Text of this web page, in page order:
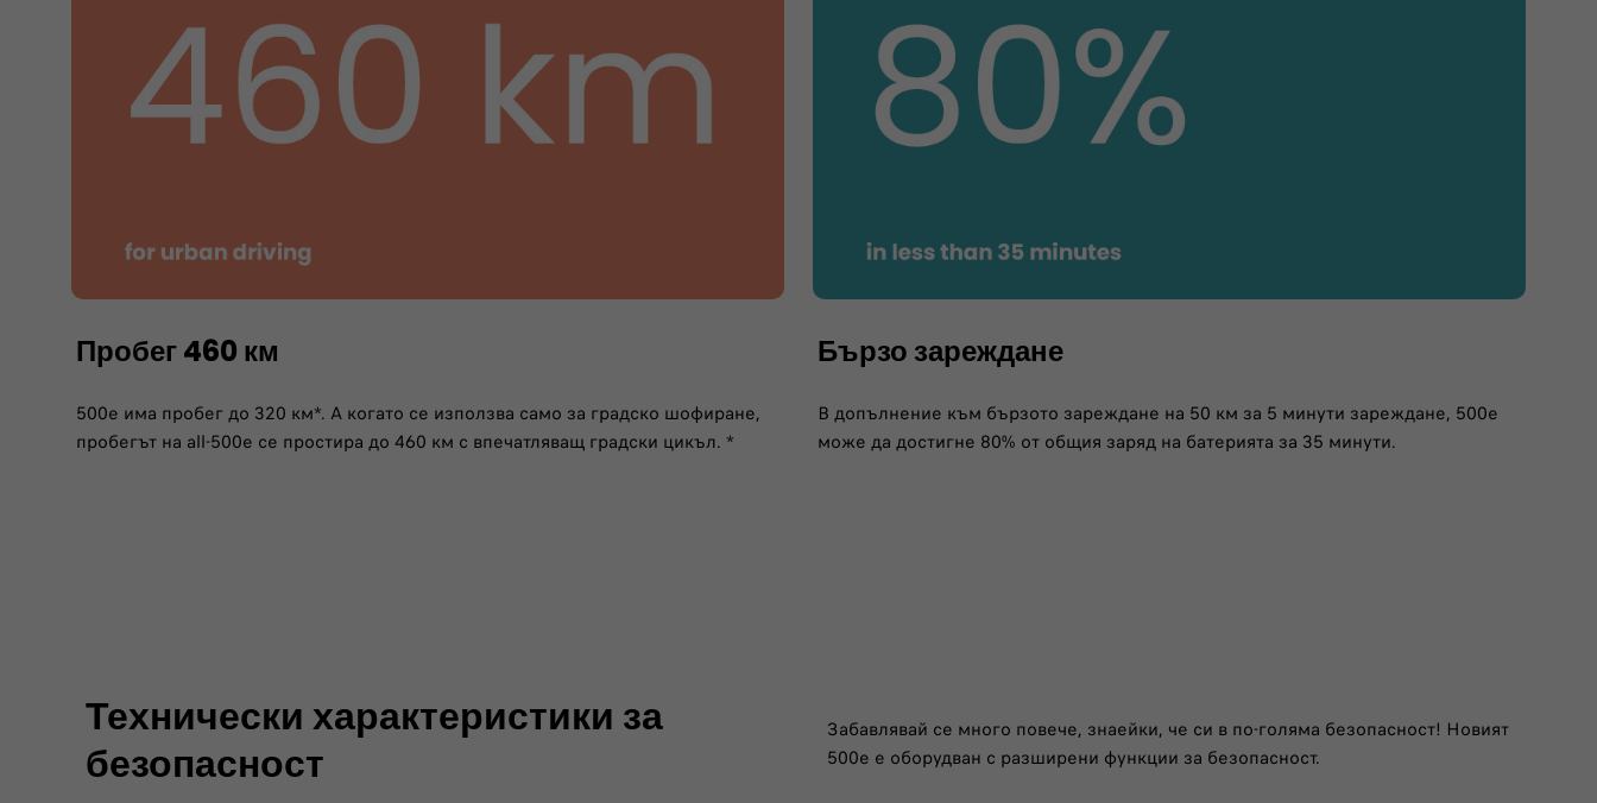
Пробег 460 км
500e има пробег до 320 км*. А когато се използва само за градско шофиране,
пробегът на all-500e се простира до 460 км с впечатляващ градски цикъл. *
Бързо зареждане
В допълнение към бързото зареждане на 50 км за 5 минути зареждане, 500e
може да достигне 80% от общия заряд на батерията за 35 минути.
Технически характеристики за
безопасност
Забавлявай се много повече, знаейки, че си в по-голяма безопасност! Новият
500e е оборудван с разширени функции за безопасност.